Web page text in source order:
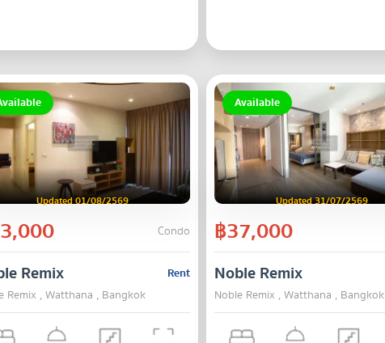
Updated 01/08/2569
Condo
Rent
Remix
Remix , Watthana , Bangkok
Available
Updated 31/07/2569
฿37,000
Noble Remix
Noble Remix , Watthana , Bangkok